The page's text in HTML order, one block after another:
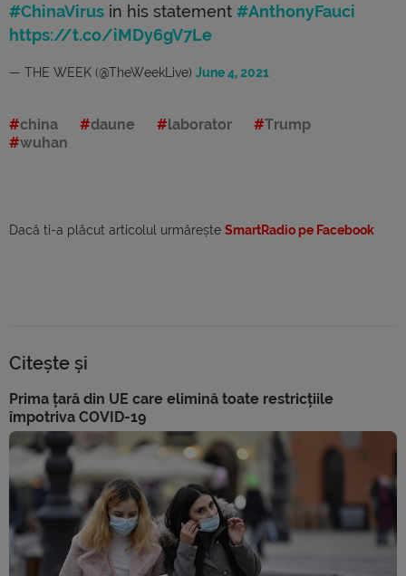
#ChinaVirus in his statement #AnthonyFauci
https://t.co/iMDy6gV7Le
— THE WEEK (@TheWeekLive) June 4, 2021
china daune laborator
Trump
wuhan
Dacă ti-a plăcut articolul urmărește SmartRadio pe Facebook
Citește și
Prima țară din UE care elimină toate restricțiile
împotriva COVID-19